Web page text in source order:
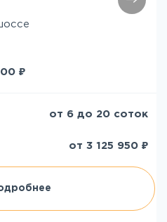
₽
от 6 до 20 соток
от 3 125 950 ₽